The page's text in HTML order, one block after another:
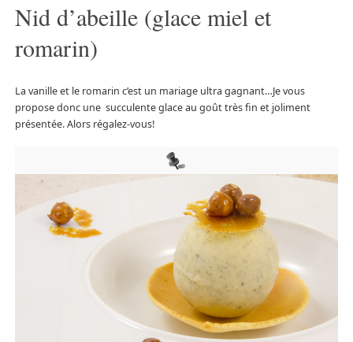
Nid d’abeille (glace miel et
romarin)
La vanille et le romarin c’est un mariage ultra gagnant…Je vous
propose donc une succulente glace au goût très fin et joliment
présentée. Alors régalez-vous!